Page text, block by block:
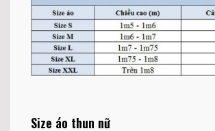
Size áo thun nữ